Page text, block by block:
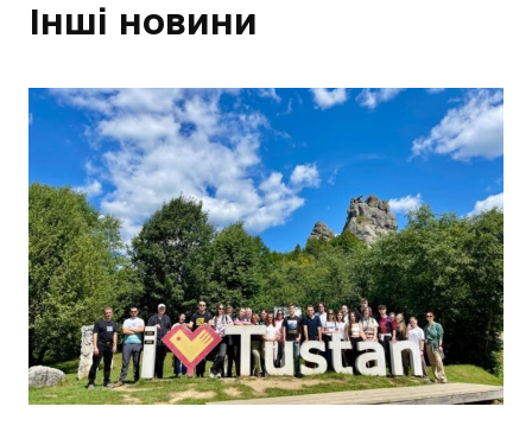
Інші новини